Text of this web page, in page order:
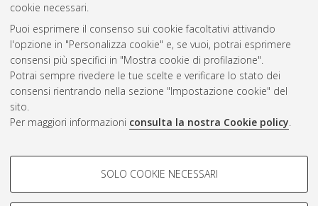
cookie necessari.
Puoi esprimere il consenso sui cookie facoltativi attivando
l'opzione in "Personalizza cookie" e, se vuoi, potrai esprimere
consensi più specifici in "Mostra cookie di profilazione".
Potrai sempre rivedere le tue scelte e verificare lo stato dei
consensi rientrando nella sezione "Impostazione cookie" del
sito.
Per maggiori informazioni consulta la nostra Cookie policy.
COOKIE DI PROFILAZIONE -
SOLO COOKIE NECESSARI
Atom
Rss 1.0
Rss 2.0
AMS Laurea
Impostazioni Cookie
Informativa sulla privacy
Condizioni d’uso del sito